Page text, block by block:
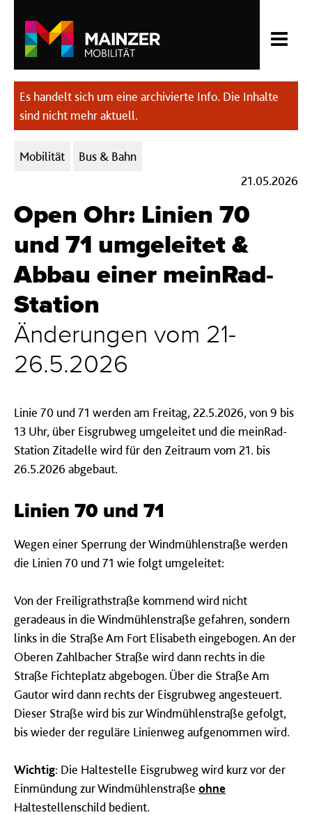
Es handelt sich um eine archivierte Info. Die Inhalte
sind nicht mehr aktuell.
Kategorien:
Mobilität
Bus & Bahn
21.05.2026
Open Ohr: Linien 70
und 71 umgeleitet &
Abbau einer meinRad-
Station
Änderungen vom 21-
26.5.2026
Linie 70 und 71 werden am Freitag, 22.5.2026, von 9 bis
13 Uhr, über Eisgrubweg umgeleitet und die meinRad-
Station Zitadelle wird für den Zeitraum vom 21. bis
26.5.2026 abgebaut.
Linien 70 und 71
Wegen einer Sperrung der Windmühlenstraße werden
die Linien 70 und 71 wie folgt umgeleitet:
Von der Freiligrathstraße kommend wird nicht
geradeaus in die Windmühlenstraße gefahren, sondern
links in die Straße Am Fort Elisabeth eingebogen. An der
Oberen Zahlbacher Straße wird dann rechts in die
Straße Fichteplatz abgebogen. Über die Straße Am
Gautor wird dann rechts der Eisgrubweg angesteuert.
Dieser Straße wird bis zur Windmühlenstraße gefolgt,
bis wieder der reguläre Linienweg aufgenommen wird.
Wichtig: Die Haltestelle Eisgrubweg wird kurz vor der
Einmündung zur Windmühlenstraße ohne
Haltestellenschild bedient.